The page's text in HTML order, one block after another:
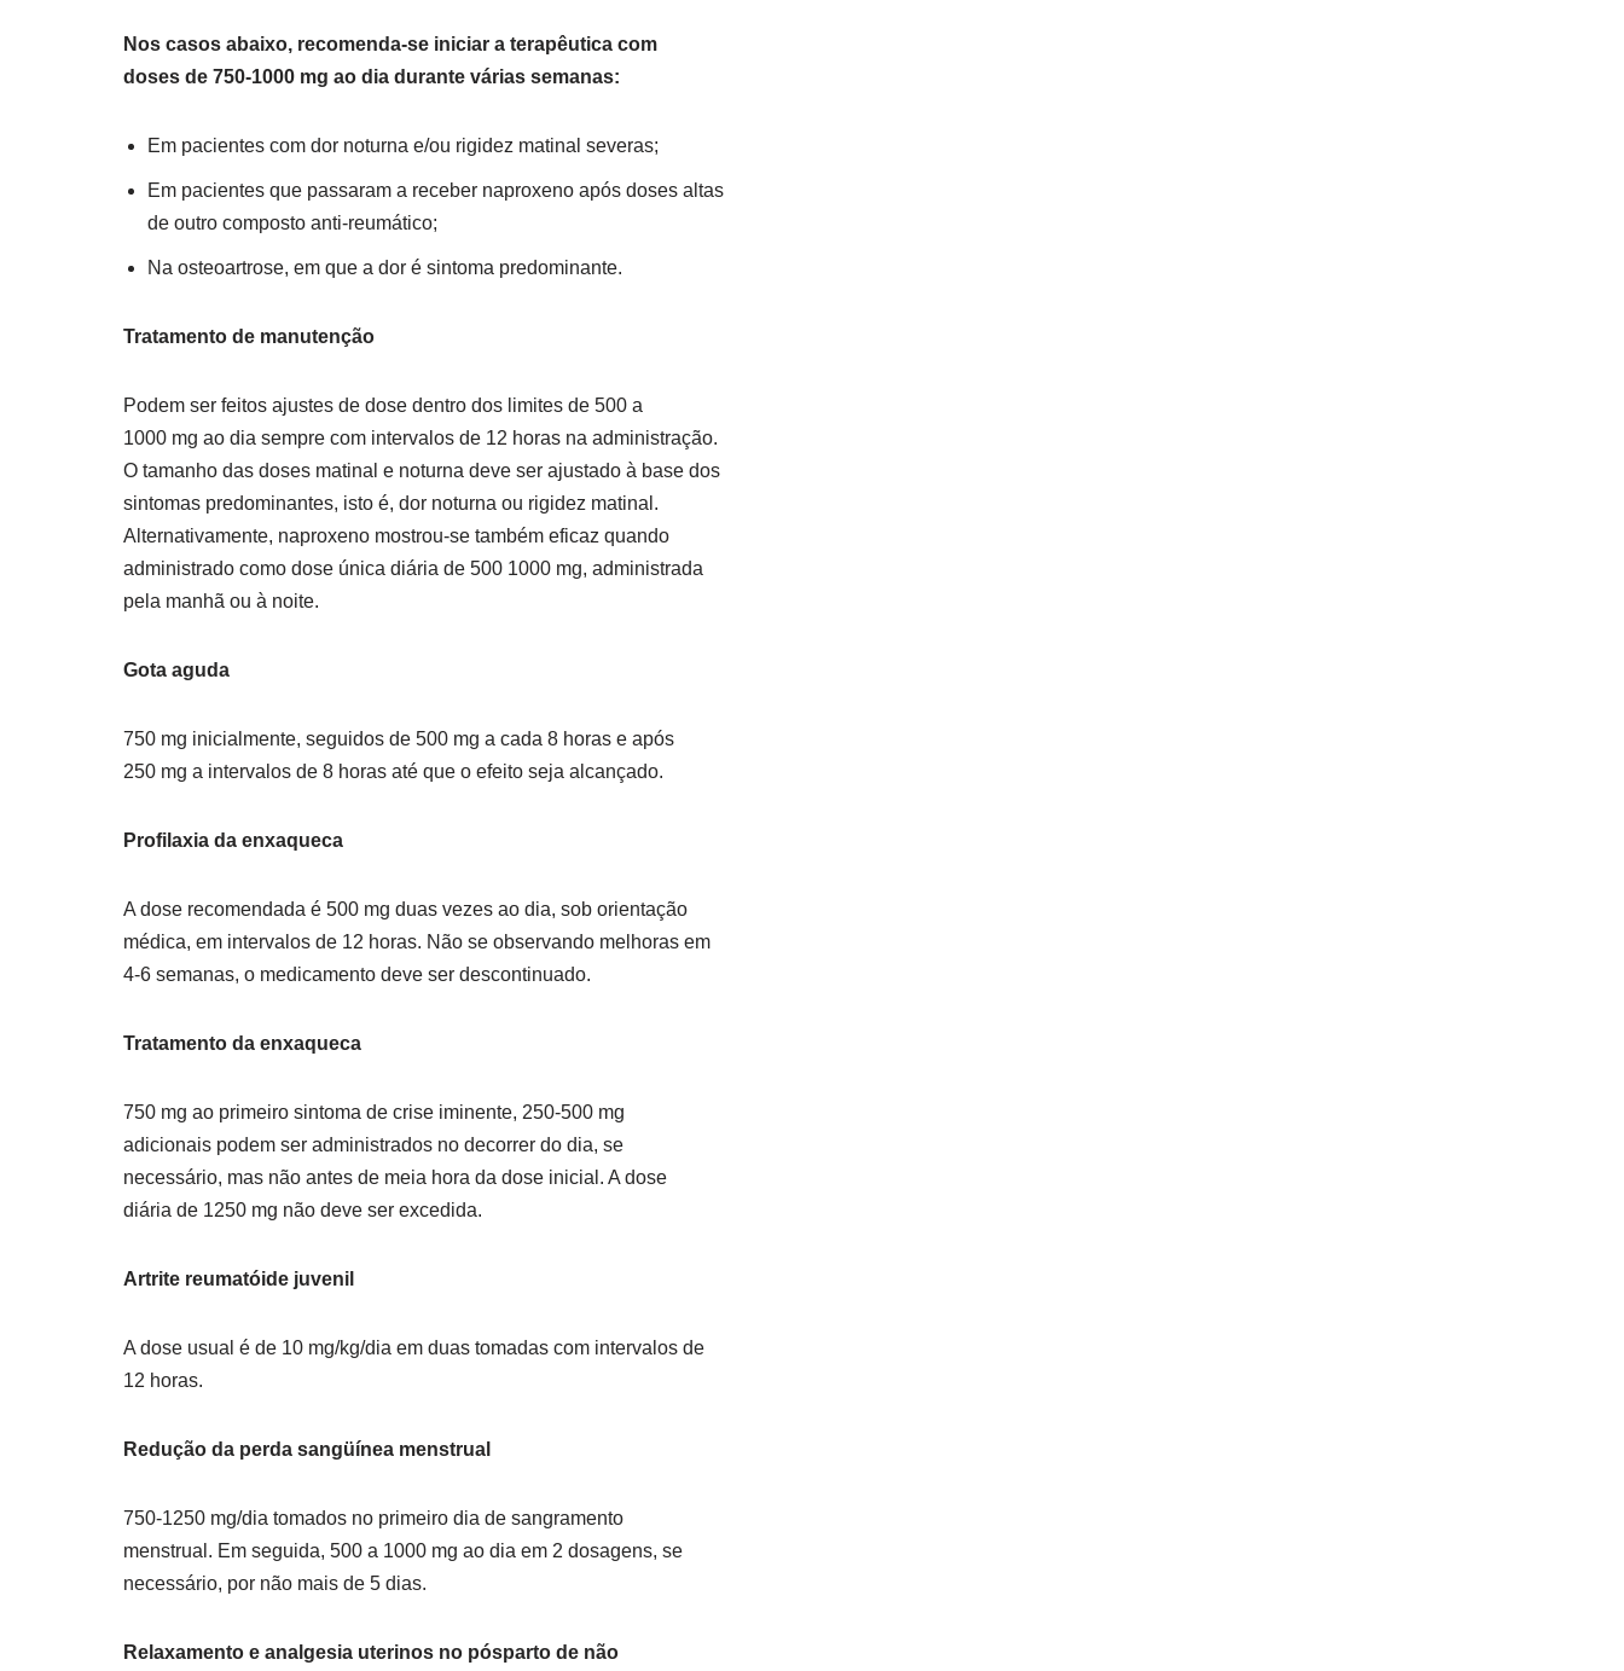
Nos casos abaixo, recomenda-se iniciar a terapêutica com
doses de 750-1000 mg ao dia durante várias semanas:
Em pacientes com dor noturna e/ou rigidez matinal severas;
Em pacientes que passaram a receber naproxeno após doses altas
de outro composto anti-reumático;
Na osteoartrose, em que a dor é sintoma predominante.
Tratamento de manutenção
Podem ser feitos ajustes de dose dentro dos limites de 500 a
1000 mg ao dia sempre com intervalos de 12 horas na administração.
O tamanho das doses matinal e noturna deve ser ajustado à base dos
sintomas predominantes, isto é, dor noturna ou rigidez matinal.
Alternativamente, naproxeno mostrou-se também eficaz quando
administrado como dose única diária de 500 1000 mg, administrada
pela manhã ou à noite.
Gota aguda
750 mg inicialmente, seguidos de 500 mg a cada 8 horas e após
250 mg a intervalos de 8 horas até que o efeito seja alcançado.
Profilaxia da enxaqueca
A dose recomendada é 500 mg duas vezes ao dia, sob orientação
médica, em intervalos de 12 horas. Não se observando melhoras em
4-6 semanas, o medicamento deve ser descontinuado.
Tratamento da enxaqueca
750 mg ao primeiro sintoma de crise iminente, 250-500 mg
adicionais podem ser administrados no decorrer do dia, se
necessário, mas não antes de meia hora da dose inicial. A dose
diária de 1250 mg não deve ser excedida.
Artrite reumatóide juvenil
A dose usual é de 10 mg/kg/dia em duas tomadas com intervalos de
12 horas.
Redução da perda sangüínea menstrual
750-1250 mg/dia tomados no primeiro dia de sangramento
menstrual. Em seguida, 500 a 1000 mg ao dia em 2 dosagens, se
necessário, por não mais de 5 dias.
Relaxamento e analgesia uterinos no pósparto de não